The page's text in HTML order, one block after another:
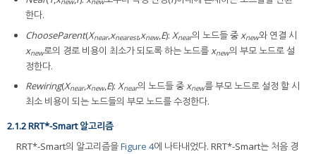
new new
한다.
ChooseParent(Xnear,xnearest,xnew,E): Xnear의 노드들 중 xnew와 연결 시
xnew로의 경로 비용이 최소가 되도록 하는 노드를 xnew의 부모 노드로 설
정한다.
Rewiring(Xnear,xnew,E): Xnear의 노드들 중xnew를 부모 노드로 설정 할 시
최소 비용이 되는 노드들의 부모 노드를 수정한다.
2.1.2 RRT*-Smart 알고리즘
RRT*-Smart의 알고리즘을Figure 4에 나타내었다. RRT*-Smart는 처음 경